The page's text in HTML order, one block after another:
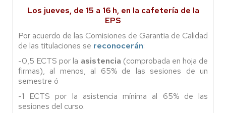
Los jueves, de 15 a 16 h, en la cafetería de la
EPS
Por acuerdo de las Comisiones de Garantía de Calidad
de las titulaciones se reconocerán:
-0,5 ECTS por la asistencia (comprobada en hoja de
firmas), al menos, al 65% de las sesiones de un
semestre ó
-1 ECTS por la asistencia mínima al 65% de las
sesiones del curso.